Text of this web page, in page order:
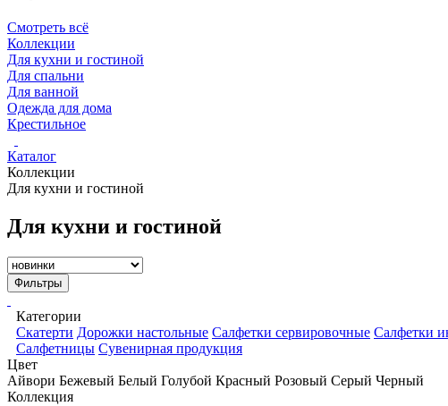
Смотреть всё
Коллекции
Для кухни и гостиной
Для спальни
Для ванной
Одежда для дома
Крестильное
Каталог
Коллекции
Для кухни и гостиной
Для кухни и гостиной
Фильтры
Категории
Скатерти Дорожки настольные Салфетки сервировочные Салфетки
Салфетницы Сувенирная продукция
Цвет
Айвори Бежевый Белый Голубой Красный Розовый Серый Черный
Коллекция